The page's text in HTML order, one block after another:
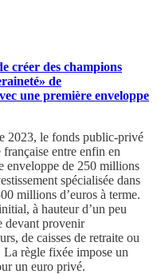
créer des champions
de
une première enveloppe
2023, le fonds public-privé
entre enfin en
enveloppe de 250 millions
spécialisée dans
millions d’euros à terme.
à hauteur d’un peu
devant provenir
de caisses de retraite ou
La règle fixée impose un
un euro privé.